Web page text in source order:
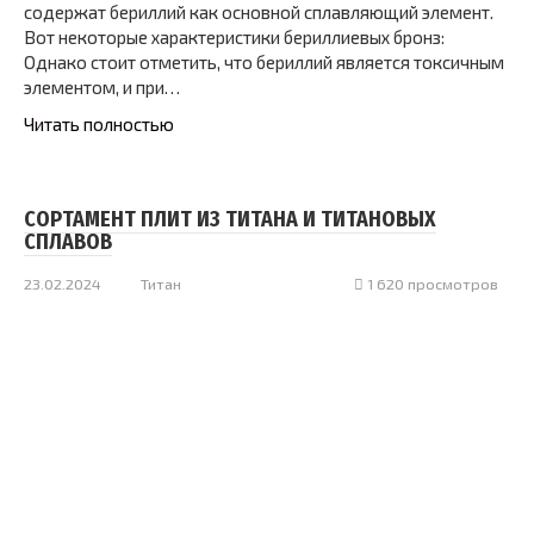
содержат бериллий как основной сплавляющий элемент.
Вот некоторые характеристики бериллиевых бронз:
Однако стоит отметить, что бериллий является токсичным
элементом, и при…
Читать полностью
СОРТАМЕНТ ПЛИТ ИЗ ТИТАНА И ТИТАНОВЫХ
СПЛАВОВ
23.02.2024 Титан 1 620 просмотров